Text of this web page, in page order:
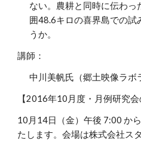
ない。農耕と同時に伝わっ
囲48.6キロの喜界島での試
うか。
講師：
中川美帆氏（郷土映像ラボ
【2016年10月度・月例研究会
10月14日（金）午後 7:00 か
たします。会場は株式会社ス